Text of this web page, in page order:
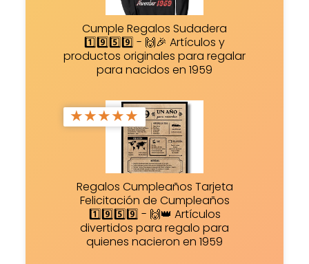
Cumple Regalos Sudadera
1️⃣9️⃣5️⃣9️⃣ - 🙌🎉 Artículos y
productos originales para regalar
para nacidos en 1959
★★★★★
Regalos Cumpleaños Tarjeta
Felicitación de Cumpleaños
1️⃣9️⃣5️⃣9️⃣ - 🙌👑 Artículos
divertidos para regalo para
quienes nacieron en 1959